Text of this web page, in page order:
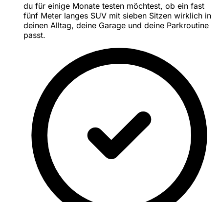
du für einige Monate testen möchtest, ob ein fast
fünf Meter langes SUV mit sieben Sitzen wirklich in
deinen Alltag, deine Garage und deine Parkroutine
passt.